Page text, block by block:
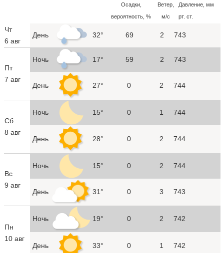
Осадки,
вероятность, %
Ветер,
м/с
Давление, мм
рт. ст.
Чт
6 авг
День 32° 69 2 743
Пт
7 авг
Ночь 17° 59 2 743
День 27° 0 2 744
Сб
8 авг
Ночь 15° 0 1 744
День 28° 0 2 744
Вс
9 авг
Ночь 15° 0 2 744
День 31° 0 3 743
Пн
10 авг
Ночь 19° 0 2 742
День 33° 0 1 742